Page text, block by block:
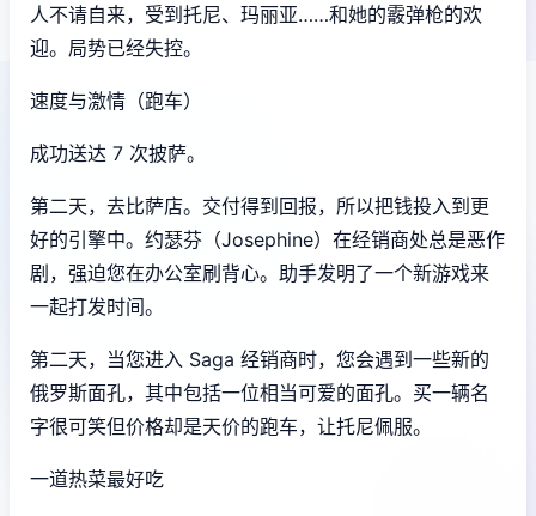
人不请自来，受到托尼、玛丽亚……和她的霰弹枪的欢
迎。局势已经失控。
速度与激情（跑车）
成功送达 7 次披萨。
第二天，去比萨店。交付得到回报，所以把钱投入到更
好的引擎中。约瑟芬（Josephine）在经销商处总是恶作
剧，强迫您在办公室刷背心。助手发明了一个新游戏来
一起打发时间。
第二天，当您进入 Saga 经销商时，您会遇到一些新的
俄罗斯面孔，其中包括一位相当可爱的面孔。买一辆名
字很可笑但价格却是天价的跑车，让托尼佩服。
一道热菜最好吃